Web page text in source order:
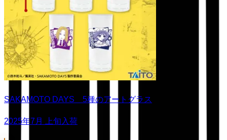
SAKAMOTO DAYS 5種のアートグラス
2025年7月 上旬入荷